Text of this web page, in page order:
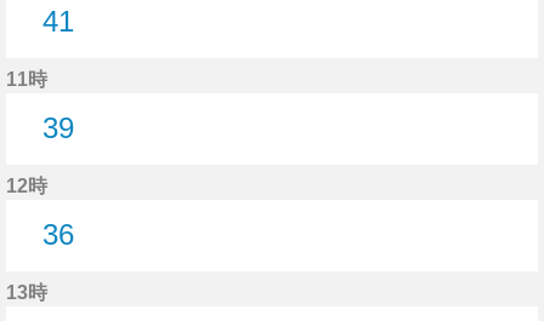
41
11時
39
12時
36
13時